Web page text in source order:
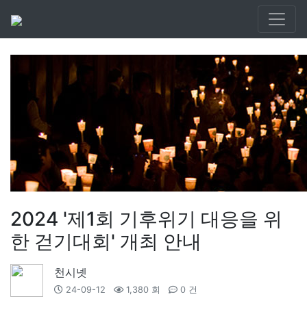
2024 '제1회 기후위기 대응을 위
한 걷기대회' 개최 안내
천시넷
24-09-12 1,380 회 0 건